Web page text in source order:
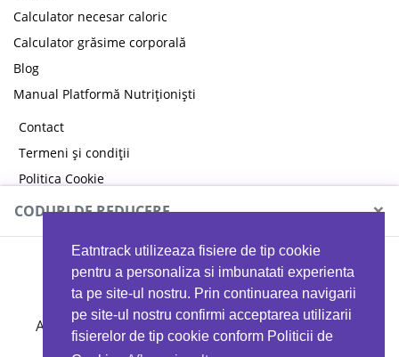
Eatntrack utilizeaza fisiere de tip cookie
pentru a personaliza si imbunatati experienta
ta pe site-ul nostru. Prin continuarea navigarii
pe site-ul nostru confirmi acceptarea utilizarii
fisierelor de tip cookie conform Politicii de
Calculator necesar caloric
Calculator grăsime corporală
Blog
Manual Platformă Nutriționiști
Contact
Termeni și condiții
Politica Cookie
Politica de confidențialitate
CODURI DE REDUCERE ×
MYPROTEIN
Ai 40%reducere la orice comandă folosind codul
EATTRACK